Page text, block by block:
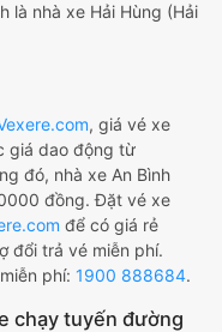
là nhà xe Hải Hùng (Hải
, giá vé xe
giá dao động từ
đó, nhà xe An Bình
đồng. Đặt vé xe
để có giá rẻ
đổi trả vé miễn phí.
phí: 1900 888684.
chạy tuyến đường